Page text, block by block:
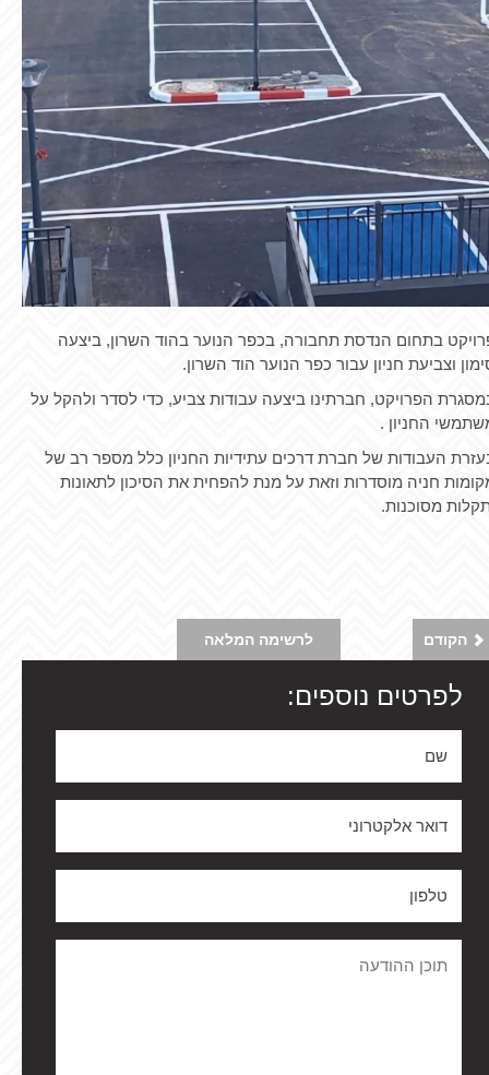
בתחום הנדסת תחבורה, בכפר הנוער בהוד השרון, ביצעה
וצביעת חניון עבור כפר הנוער הוד השרון.
הפרויקט, חברתינו ביצעה עבודות צביע, כדי לסדר ולהקל על
החניון .
העבודות של חברת דרכים עתידיות החניון כלל מספר רב של
חניה מוסדרות וזאת על מנת להפחית את הסיכון לתאונות
מסוכנות.
הקודם לרשימה המלאה
לפרטים נוספים: